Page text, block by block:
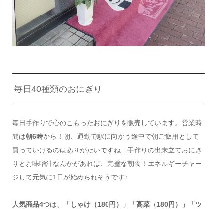
毎日40種類のおにぎり
毎日手作りで心のこもったおにぎりを販売しています。営業時
間は朝6時から！朝、通勤で駅に向かう途中で朝ご飯用として
買っていけるのはありがたいですね！手作りの出来立ておにぎ
りとお味噌汁なんかがあれば、完璧な朝食！エネルギーチャー
ジして元気に1日が始められそうです♪
人気商品4つは、
「しゃけ（180円）」「高菜（180円）」「ツ